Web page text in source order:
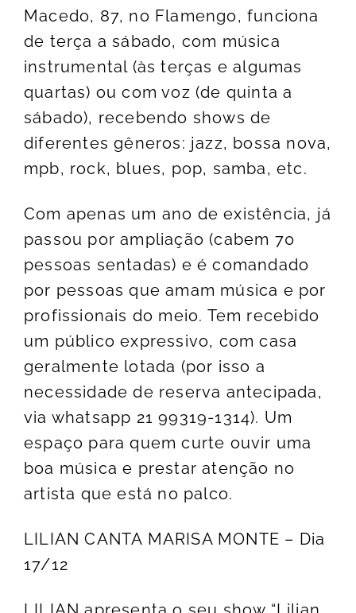
Macedo, 87, no Flamengo, funciona
de terça a sábado, com música
instrumental (às terças e algumas
quartas) ou com voz (de quinta a
sábado), recebendo shows de
diferentes gêneros: jazz, bossa nova,
mpb, rock, blues, pop, samba, etc.
Com apenas um ano de existência, já
passou por ampliação (cabem 70
pessoas sentadas) e é comandado
por pessoas que amam música e por
profissionais do meio. Tem recebido
um público expressivo, com casa
geralmente lotada (por isso a
necessidade de reserva antecipada,
via whatsapp 21 99319-1314). Um
espaço para quem curte ouvir uma
boa música e prestar atenção no
artista que está no palco.
LILIAN CANTA MARISA MONTE – Dia
17/12